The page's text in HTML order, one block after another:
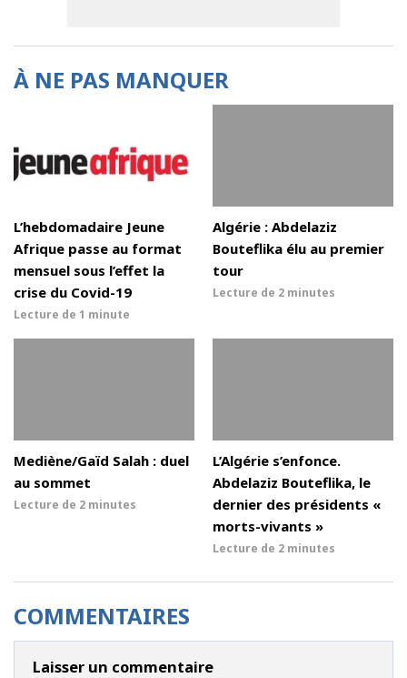
À NE PAS MANQUER
L’hebdomadaire Jeune
Afrique passe au format
mensuel sous l’effet la
crise du Covid-19
Lecture de 1 minute
Algérie : Abdelaziz
Bouteflika élu au premier
tour
Lecture de 2 minutes
Mediène/Gaïd Salah : duel
au sommet
Lecture de 2 minutes
L’Algérie s’enfonce.
Abdelaziz Bouteflika, le
dernier des présidents «
morts-vivants »
Lecture de 2 minutes
COMMENTAIRES
Laisser un commentaire